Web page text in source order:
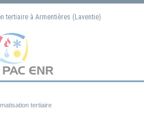
tertiaire à Armentières (Laventie)
tertiaire